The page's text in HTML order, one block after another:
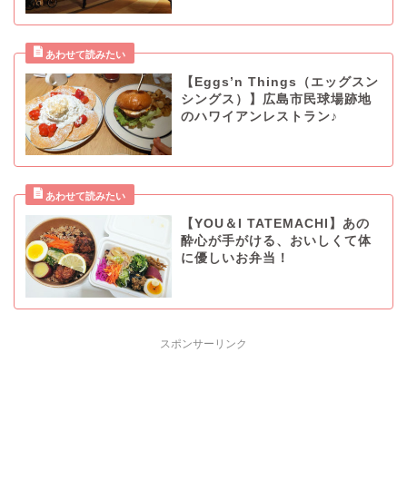
【Eggs’n Things（エッグスン
シングス）】広島市民球場跡地
のハワイアンレストラン♪
【YOU＆I TATEMACHI】あの
酔心が手がける、おいしくて体
に優しいお弁当！
スポンサーリンク